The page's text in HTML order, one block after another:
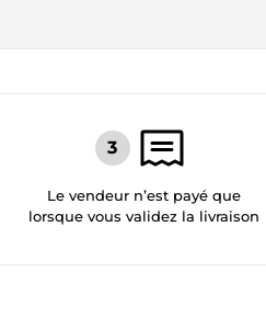
Le vendeur n’est payé que
lorsque vous validez la livraison